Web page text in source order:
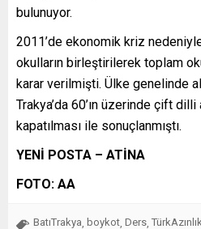
bulunuyor.
2011’de ekonomik kriz
okulların birleştirilerek toplam
karar verilmişti. Ülke genelinde
Trakya’da 60’ın üzerinde çift dilli
kapatılması ile sonuçlanmıştı.
YENİ POSTA – ATİNA
FOTO: AA
BatıTrakya boykot Ders TürkAzınlık